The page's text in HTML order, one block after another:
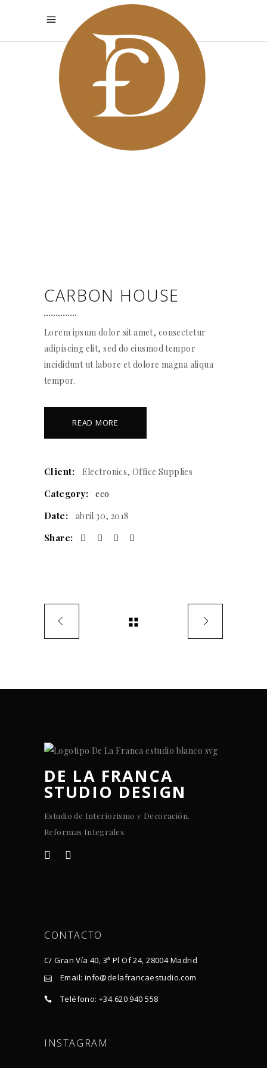
CARBON HOUSE
Lorem ipsum dolor sit amet, consectetur
adipiscing elit, sed do eiusmod tempor
incididunt ut labore et dolore magna aliqua
tempor.
READ MORE
Client: Electronics, Office Supplies
Category: eco
Date: abril 30, 2018
Share:
DE LA FRANCA
STUDIO DESIGN
Estudio de Interiorismo y Decoración.
Reformas Integrales.
CONTACTO
C/ Gran Vía 40, 3ª Pl Of 24, 28004 Madrid
Email: info@delafrancaestudio.com
Teléfono: +34 620 940 558
INSTAGRAM